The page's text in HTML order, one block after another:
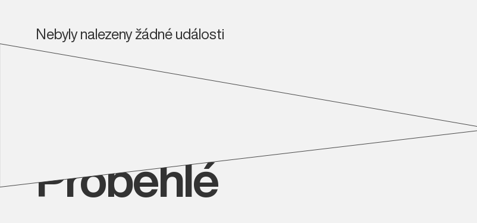
Nebyly nalezeny žádné události
Proběhlé